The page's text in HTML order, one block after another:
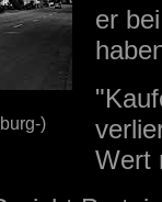
)
er
Wert